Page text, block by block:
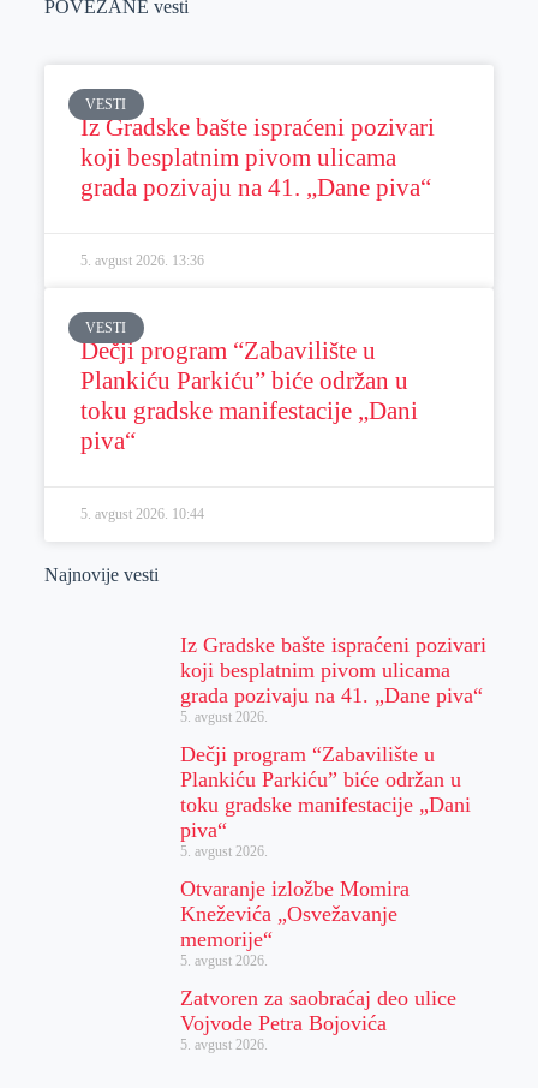
POVEZANE vesti
VESTI
Iz Gradske bašte ispraćeni pozivari
koji besplatnim pivom ulicama
grada pozivaju na 41. „Dane piva“
5. avgust 2026. 13:36
VESTI
Dečji program “Zabavilište u
Plankiću Parkiću” biće održan u
toku gradske manifestacije „Dani
piva“
5. avgust 2026. 10:44
Najnovije vesti
Iz Gradske bašte ispraćeni pozivari
koji besplatnim pivom ulicama
grada pozivaju na 41. „Dane piva“
5. avgust 2026.
Dečji program “Zabavilište u
Plankiću Parkiću” biće održan u
toku gradske manifestacije „Dani
piva“
5. avgust 2026.
Otvaranje izložbe Momira
Kneževića „Osvežavanje
memorije“
5. avgust 2026.
Zatvoren za saobraćaj deo ulice
Vojvode Petra Bojovića
5. avgust 2026.